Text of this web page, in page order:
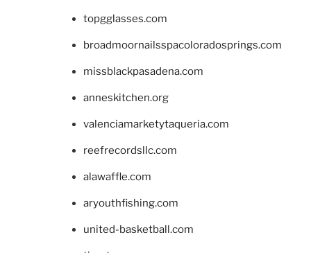
topgglasses.com
broadmoornailsspacoloradosprings.com
missblackpasadena.com
anneskitchen.org
valenciamarketytaqueria.com
reefrecordsllc.com
alawaffle.com
aryouthfishing.com
united-basketball.com